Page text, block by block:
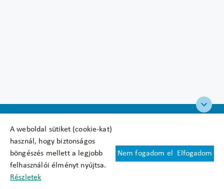
A weboldal sütiket (cookie-kat)
használ, hogy biztonságos
böngészés mellett a legjobb
felhasználói élményt nyújtsa.
Részletek
Nem fogadom el Elfogadom
Felhasználási feltételek